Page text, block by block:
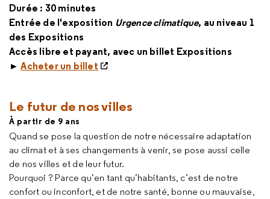
Durée : 30 minutes
Entrée de l'exposition Urgence climatique, au niveau 1
des Expositions
Accès libre et payant, avec un billet Expositions
►Acheter un billet
Le futur de nos villes
À partir de 9 ans
Quand se pose la question de notre nécessaire adaptation
au climat et à ses changements à venir, se pose aussi celle
de nos villes et de leur futur.
Pourquoi ? Parce qu’en tant qu’habitants, c’est de notre
confort ou inconfort, et de notre santé, bonne ou mauvaise,